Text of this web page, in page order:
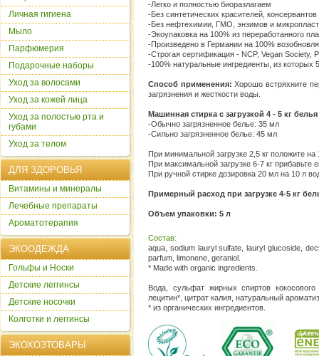
-Легко и полностью биоразлагаем
-Без синтетических красителей,
-Без нефтехимии, ГМО, энзимов и
-Экоупаковка на 100% из переработанного
-Произведено в Германии на 100%
-Строгая сертификация - NCP, Vegan Society,
-100% натуральные ингредиенты, из которых
Способ применения: Хорошо встряхните
загрязнения и жесткости воды.
Машинная стирка с загрузкой 4 - 5 кг
-Обычно загрязненное белье: 35 мл
-Сильно загрязненное белье: 45 мл
При минимальной загрузке 2,5 кг положите
При максимальной загрузке 6-7 кг прибавьте
При ручной стирке дозировка 20 мл на 10 л
Примерный расход при загрузке 4-5 кг
Объем упаковки: 5 л
Состав:
aqua, sodium lauryl sulfate, lauryl glucoside,
parfum, limonene, geraniol.
* Made with organic ingredients.
Вода, сульфат жирных спиртов
лецитин*, цитрат калия, натуральный
* из органических ингредиентов.
Личная гигиена
Мыло
Парфюмерия
Подарочные наборы
Уход за волосами
Уход за кожей лица
Уход за полостью рта и
губами
Уход за телом
ДЛЯ ЗДОРОВЬЯ
Витамины и минералы
Лечебные препараты
Ароматотерапия
ЭКООДЕЖДА
Гольфы и Носки
Детские леггинсы
Детские носочки
Колготки и леггинсы
ЭКОХОЗТОВАРЫ